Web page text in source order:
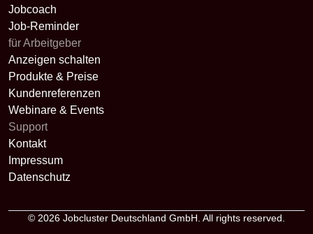
Jobcoach
Job-Reminder
für Arbeitgeber
Anzeigen schalten
Produkte & Preise
Kundenreferenzen
Webinare & Events
Support
Kontakt
Impressum
Datenschutz
© 2026 Jobcluster Deutschland GmbH. All rights reserved.